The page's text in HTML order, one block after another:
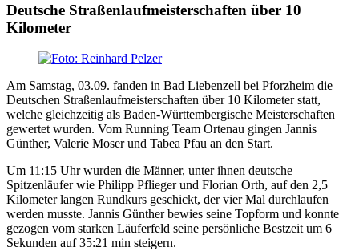
Deutsche Straßenlaufmeisterschaften über 10
Kilometer
Am Samstag, 03.09. fanden in Bad Liebenzell bei Pforzheim die
Deutschen Straßenlaufmeisterschaften über 10 Kilometer statt,
welche gleichzeitig als Baden-Württembergische Meisterschaften
gewertet wurden. Vom Running Team Ortenau gingen Jannis
Günther, Valerie Moser und Tabea Pfau an den Start.
Um 11:15 Uhr wurden die Männer, unter ihnen deutsche
Spitzenläufer wie Philipp Pflieger und Florian Orth, auf den 2,5
Kilometer langen Rundkurs geschickt, der vier Mal durchlaufen
werden musste. Jannis Günther bewies seine Topform und konnte
gezogen vom starken Läuferfeld seine persönliche Bestzeit um 6
Sekunden auf 35:21 min steigern.